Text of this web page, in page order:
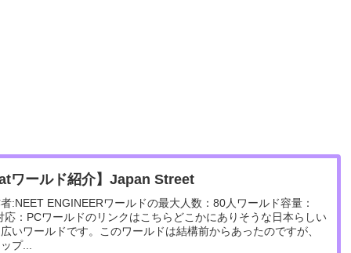
ワールド紹介】Japan Street
:NEET ENGINEERワールドの最大人数：80人ワールド容量：
応：PCワールドのリンクはこちらどこかにありそうな日本らしい
いワールドです。このワールドは結構前からあったのですが、
プ...